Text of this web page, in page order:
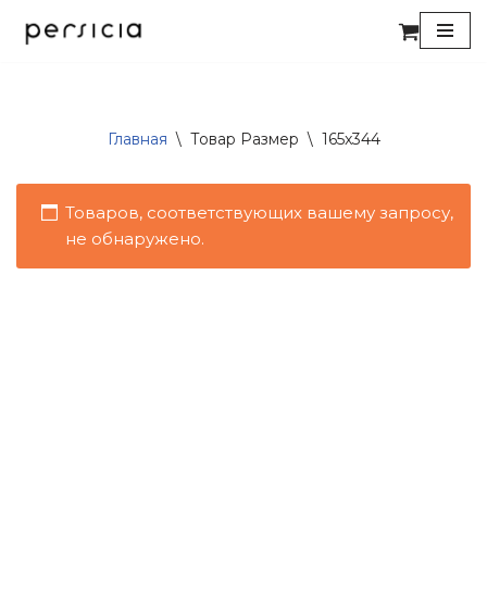
Главная \ Товар Размер \ 165x344
Товаров, соответствующих вашему запросу,
не обнаружено.